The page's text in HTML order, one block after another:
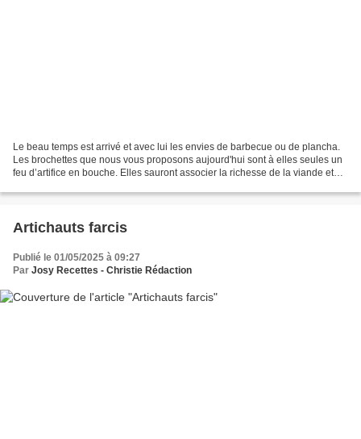
Le beau temps est arrivé et avec lui les envies de barbecue ou de plancha.
Les brochettes que nous vous proposons aujourd'hui sont à elles seules un
feu d’artifice en bouche. Elles sauront associer la richesse de la viande et
Artichauts farcis
Publié le 01/05/2025 à 09:27
Par Josy Recettes - Christie Rédaction